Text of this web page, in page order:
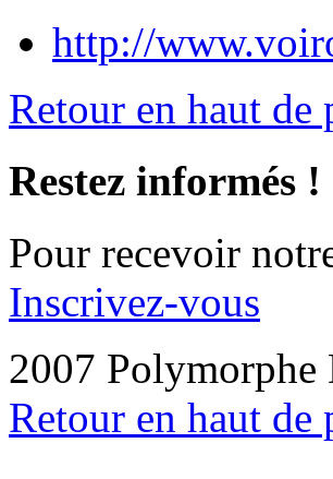
http://
Retour en haut de
Restez informés !
Pour recevoir
Inscrivez-vous
2007 Polymorphe
Retour en haut de